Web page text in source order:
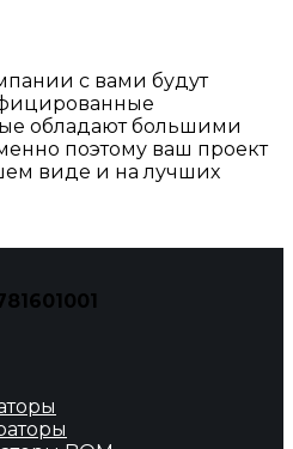
с вами будут
обладают большими
поэтому ваш проект
виде и на лучших